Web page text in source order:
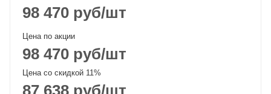
98 470 руб/шт
Цена по акции
98 470 руб/шт
Цена со скидкой 11%
87 638 руб/шт